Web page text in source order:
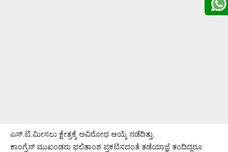
ಎಸ್.ಟಿ.ಮೀಸಲು ಕ್ಷೇತ್ರಕ್ಕೆ ಅವಿರೋಧ ಆಯ್ಕೆ ನಡೆದಿತ್ತು.
ಕಾಂಗ್ರೆಸ್ ಮುಖಂಡರು ಫಲಿತಾಂಶ ಪ್ರಕಟಿಸದಂತೆ ತಡೆಯಾಜ್ಞೆ ತಂದಿದ್ದರೂ